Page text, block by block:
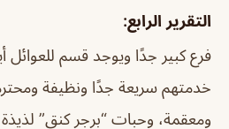
التقرير الرابع:
فرع كبير جدًا ويوجد قسم للعوائل
خدمتهم سريعة جدًا ونظيفة
ومعقمة، وحبات “برجر كنق”